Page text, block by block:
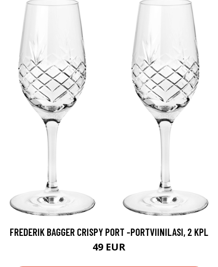
FREDERIK BAGGER CRISPY PORT -PORTVIINILASI, 2 KPL
49 EUR